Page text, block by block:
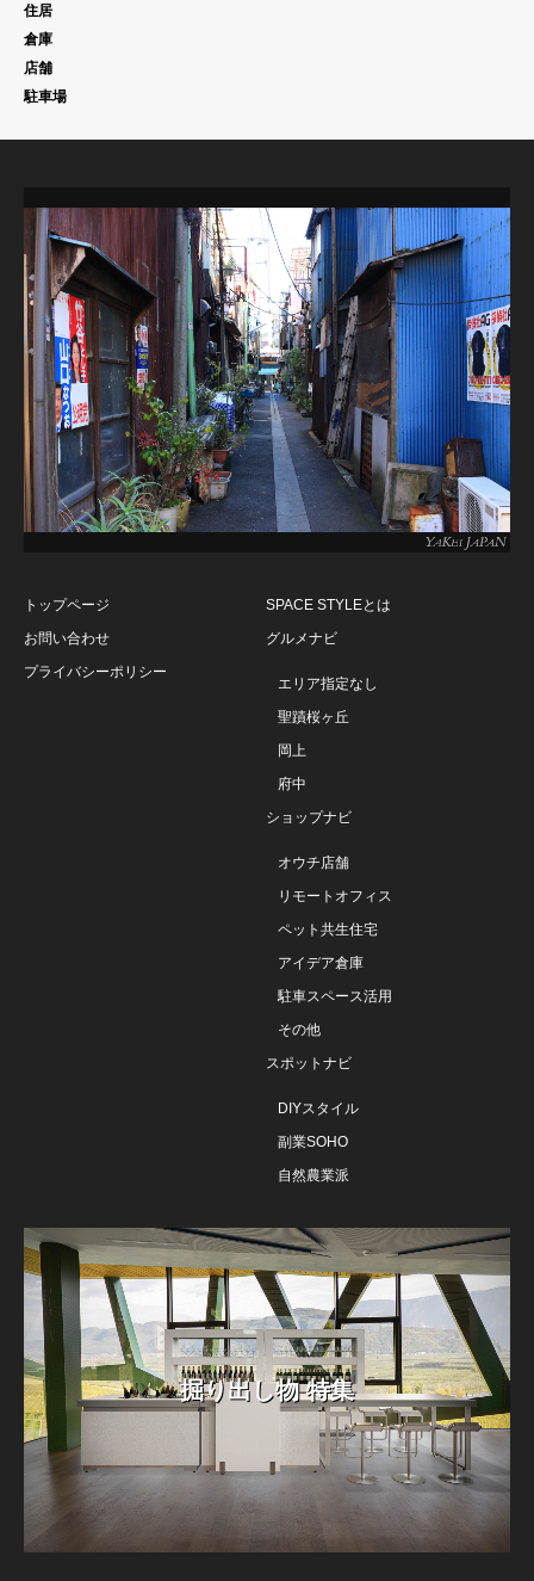
住居
倉庫
店舗
駐車場
トップページ
お問い合わせ
プライバシーポリシー
SPACE STYLEとは
グルメナビ
エリア指定なし
聖蹟桜ヶ丘
岡上
府中
ショップナビ
オウチ店舗
リモートオフィス
ペット共生住宅
アイデア倉庫
駐車スペース活用
その他
スポットナビ
DIYスタイル
副業SOHO
自然農業派
掘り出し物 特集